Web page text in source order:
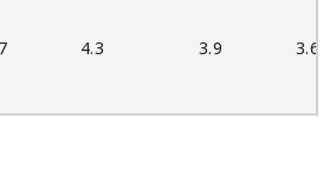
4.3 3.9 3.6